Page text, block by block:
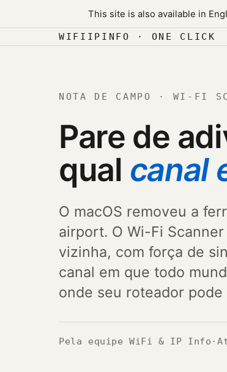
This site is also available in
Ir para o conteúdoWIFIIPINFO · ONE CLICK
NOTA DE CAMPO · WI-FI
Pare de
qual canal
O macOS removeu a
airport. O Wi-Fi
vizinha, com força de
canal em que todo
onde seu roteador pode
Pela equipe WiFi & IP Info ·